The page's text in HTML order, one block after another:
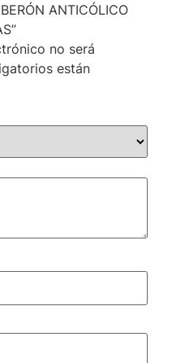
ANTICÓLICO
no será
están